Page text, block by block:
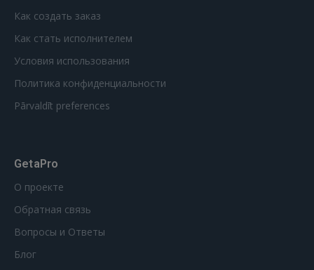
Как создать заказ
Как стать исполнителем
Условия использования
Политика конфиденциальности
Pārvaldīt preferences
GetaPro
О проекте
Обратная связь
Вопросы и Ответы
Блог